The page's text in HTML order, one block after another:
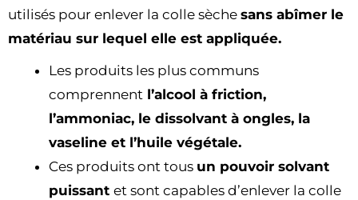
utilisés pour enlever la colle sèche sans abîmer le
matériau sur lequel elle est appliquée.
Les produits les plus communs
comprennent l’alcool à friction,
l’ammoniac, le dissolvant à ongles, la
vaseline et l’huile végétale.
Ces produits ont tous un pouvoir solvant
puissant et sont capables d’enlever la colle